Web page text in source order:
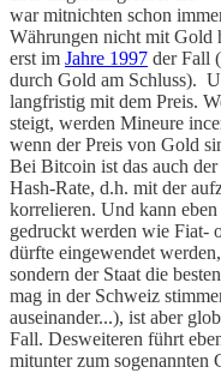
war mitnichten schon
Währungen nicht mit Gold
erst im Jahre 1997 der Fall
durch Gold am Schluss).
langfristig mit dem Preis.
steigt, werden Mineure
wenn der Preis von Gold
Bei Bitcoin ist das auch
Hash-Rate, d.h. mit der
korrelieren. Und kann
gedruckt werden wie Fiat-
dürfte eingewendet
sondern der Staat die
mag in der Schweiz
auseinander...), ist aber
Fall. Desweiteren führt
mitunter zum sogenannten